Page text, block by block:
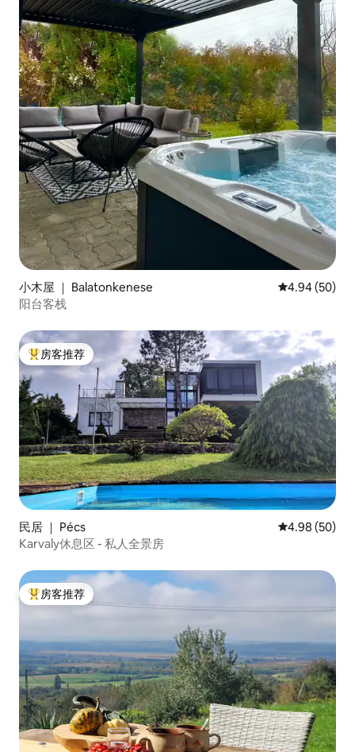
小木屋 ｜ Balatonkenese 平均评分 4.94
4.94 (50)
阳台客栈
热门「房客推荐」
房客推荐
民居 ｜ Pécs 平均评分 4.98
4.98 (50)
Karvaly休息区 - 私人全景房
热门「房客推荐」
房客推荐